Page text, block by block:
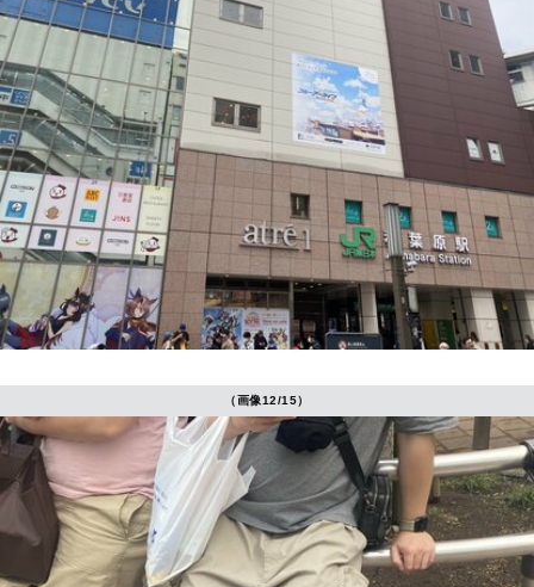
（画像12/15）